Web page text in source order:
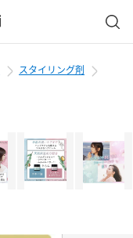
スタイリング剤